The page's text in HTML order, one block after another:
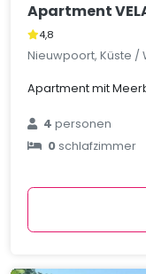
Apartment
4,8
Nieuwpoort, Küste /
Apartment mit
4personen
0schlafzimmer